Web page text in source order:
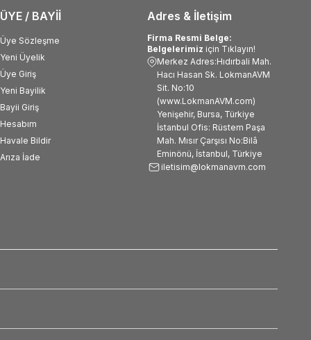
Adres & İletişim
Firma Resmi Belge:
Belgelerimiz için Tıklayın!
Merkez Adres:Hıdırbali Mah.
Hacı Hasan Sk. LokmanAVM
Sit. No:10
(www.LokmanAVM.com)
Yenişehir, Bursa, Türkiye
İstanbul Ofis: Rüstem Paşa
Mah. Mısır Çarşısı No:Bilâ
Eminönü, İstanbul, Türkiye
iletisim@lokmanavm.com
ÜYE / BAYİİ
Üye Sözleşme
Yeni Üyelik
Üye Giriş
Yeni Bayilik
Bayii Giriş
Hesabım
Havale Bildir
Arıza İade